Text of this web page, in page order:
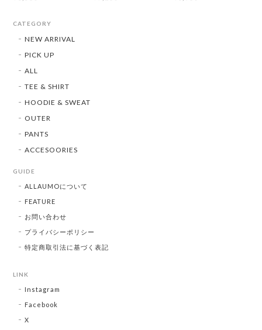
CATEGORY
NEW ARRIVAL
PICK UP
ALL
TEE & SHIRT
HOODIE & SWEAT
OUTER
PANTS
ACCESOORIES
GUIDE
ALLAUMOについて
FEATURE
お問い合わせ
プライバシーポリシー
特定商取引法に基づく表記
LINK
Instagram
Facebook
X